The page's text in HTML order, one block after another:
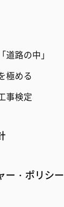
路の中」
極める
事検定
ー・ポリシー